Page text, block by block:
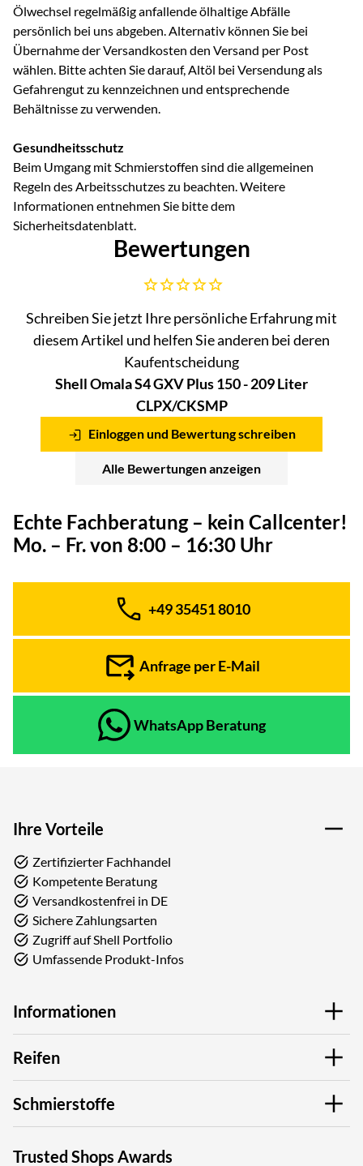
Ölwechsel regelmäßig anfallende ölhaltige Abfälle
persönlich bei uns abgeben. Alternativ können Sie bei
Übernahme der Versandkosten den Versand per Post
wählen. Bitte achten Sie darauf, Altöl bei Versendung als
Gefahrengut zu kennzeichnen und entsprechende
Behältnisse zu verwenden.
Gesundheitsschutz
Beim Umgang mit Schmierstoffen sind die allgemeinen
Regeln des Arbeitsschutzes zu beachten. Weitere
Informationen entnehmen Sie bitte dem
Sicherheitsdatenblatt.
Bewertungen
Noch keine Bewertungen abgegeben
Schreiben Sie jetzt Ihre persönliche Erfahrung mit
diesem Artikel und helfen Sie anderen bei deren
Kaufentscheidung
Shell Omala S4 GXV Plus 150 - 209 Liter
CLPX/CKSMP
Einloggen und Bewertung schreiben
Alle Bewertungen anzeigen
Echte Fachberatung – kein Callcenter!
Mo. – Fr. von 8:00 – 16:30 Uhr
Telefon:
+49 35451 8010
Anfrage per E-Mail
WhatsApp Beratung
Ihre Vorteile
Zertifizierter Fachhandel
Kompetente Beratung
Versandkostenfrei in DE
Sichere Zahlungsarten
Zugriff auf Shell Portfolio
Umfassende Produkt-Infos
Informationen
Reifen
Schmierstoffe
Trusted Shops Awards